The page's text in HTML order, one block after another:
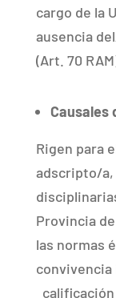
cargo de la
ausencia
(Art. 70
Causales
Rigen para
adscripto/a,
Provincia
las normas